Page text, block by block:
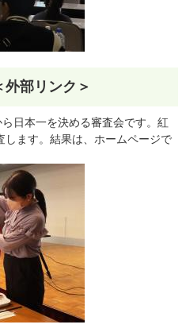
外部リンク＞
日本一を決める審査会です。紅
ます。結果は、ホームページで